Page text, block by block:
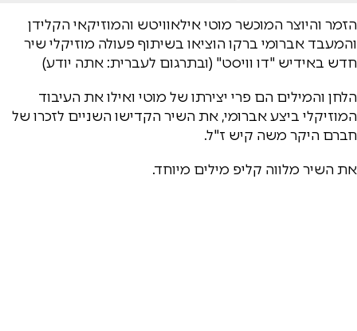
הזמר והיוצר המוכשר מוטי אילאוויטש והמוזיקאי הקלידן
והמעבד אברומי ברקו הוציאו בשיתוף פעולה מוזיקלי שיר
חדש באידיש "דו וויסט" (ובתרגום לעברית: אתה יודע)
הלחן והמילים הם פרי יצירתו של מוטי ואילו את העיבוד
המוזיקלי ביצע אברומי, את השיר הקדישו השניים לזכרו של
חברם היקר משה קיש ז"ל.
את השיר מלווה קליפ מילים מיוחד.